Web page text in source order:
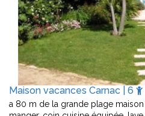
Maison vacances Carnac | 6
a 80 m de la grande plage